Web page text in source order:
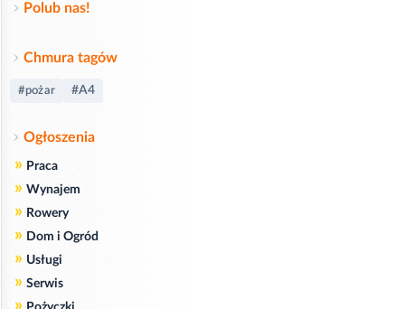
Polub nas!
Chmura tagów
#pożar #A4
Ogłoszenia
» Praca
» Wynajem
» Rowery
» Dom i Ogród
» Usługi
» Serwis